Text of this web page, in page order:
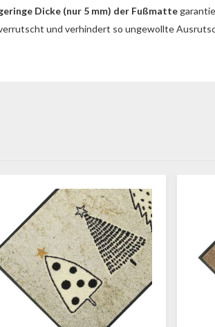
Dicke (nur 5 mm) der Fußmatte
und verhindert so ungewollte